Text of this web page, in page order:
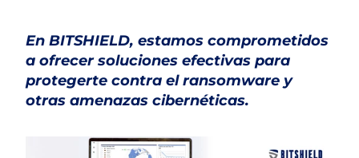
En BITSHIELD, estamos comprometidos
a ofrecer soluciones efectivas para
protegerte contra el ransomware y
otras amenazas cibernéticas.